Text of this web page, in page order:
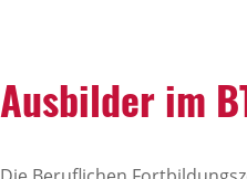
Ausbilder im